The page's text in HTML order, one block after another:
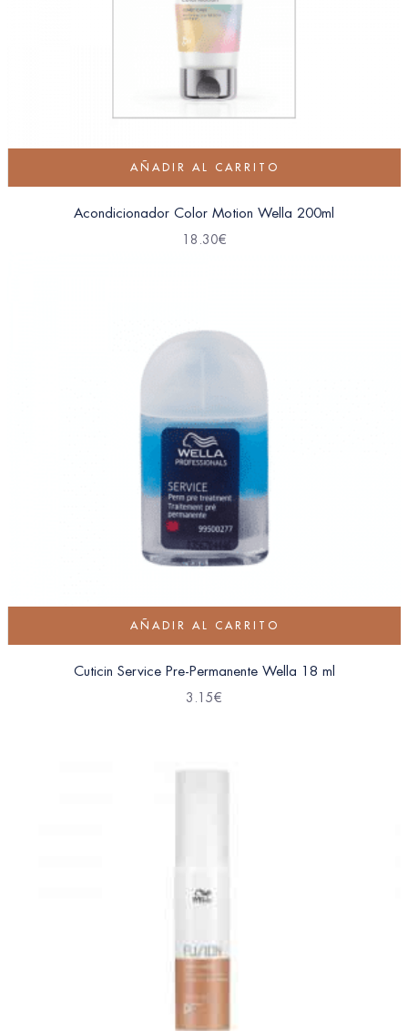
AÑADIR AL CARRITO
Acondicionador Color Motion Wella 200ml
18.30€
AÑADIR AL CARRITO
Cuticin Service Pre-Permanente Wella 18 ml
3.15€